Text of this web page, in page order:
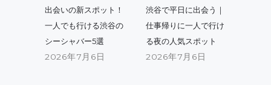
稿
ナ
ビ
Previous
出会いの新スポット！
一人でも行ける渋谷の
シーシャバー5選
2026年7月6日
Next
渋谷で平日に出会う｜
仕事帰りに一人で行け
る夜の人気スポット
2026年7月6日